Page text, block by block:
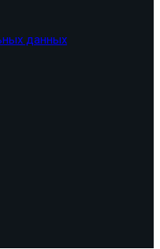
данных